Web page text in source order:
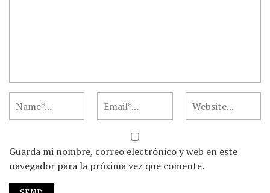
Guarda mi nombre, correo electrónico y web en este
navegador para la próxima vez que comente.